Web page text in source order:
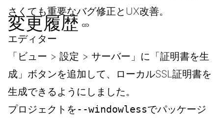
さくても重要なバグ修正とUX改善。
変更履歴
エディター
「ビュー > 設定 > サーバー」に「証明書を生
成」ボタンを追加して、ローカルSSL証明書を
生成できるようにしました。
プロジェクトを --windowlessでパッケージ